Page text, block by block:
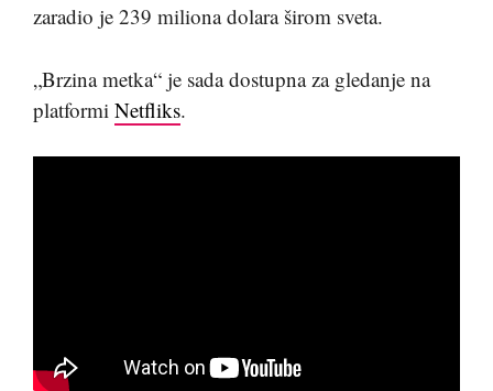
zaradio je 239 miliona dolara širom sveta.
„Brzina metka“ je sada dostupna za gledanje na
platformi Netfliks.